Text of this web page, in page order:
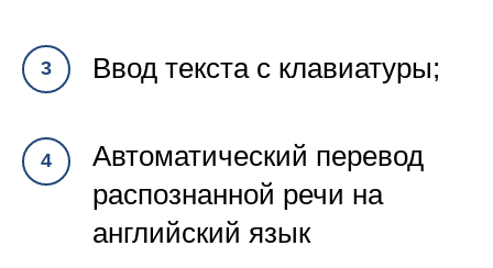
Ввод текста с клавиатуры;
Автоматический перевод
распознанной речи на
английский язык